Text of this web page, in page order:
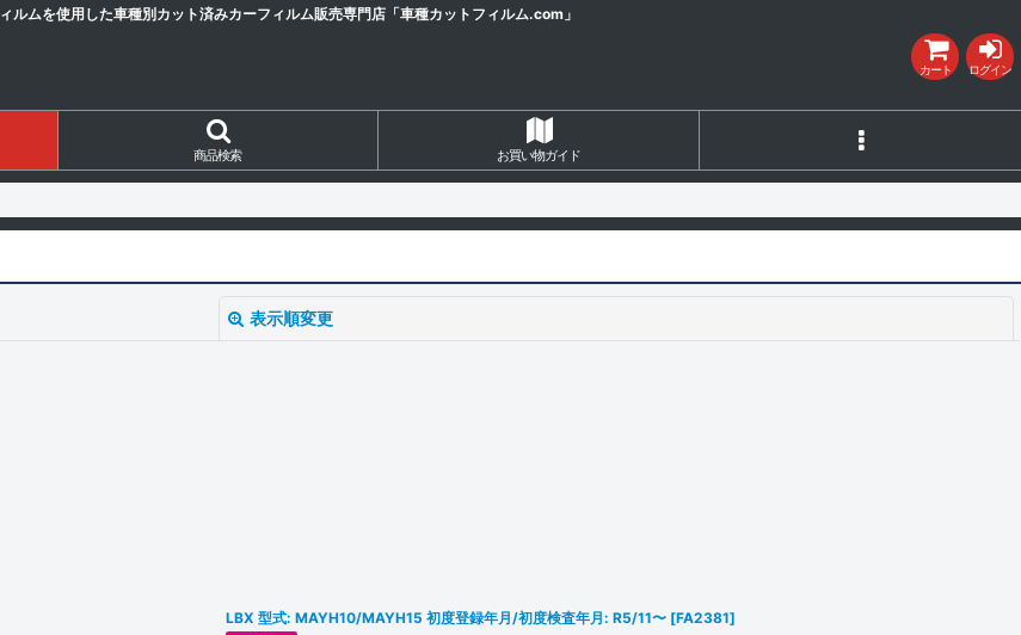
ルムを使用した車種別カット済みカーフィルム販売専門店「車種カットフィルム.com」
カート ログイン
商品検索 お買い物ガイド
表示順変更
LBX 型式: MAYH10/MAYH15 初度登録年月/初度検査年月: R5/11〜 [FA2381]